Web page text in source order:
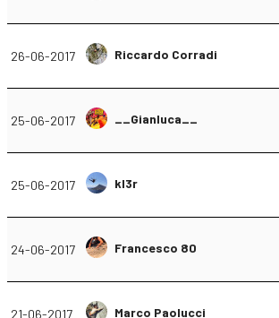
26-06-2017 Riccardo Corradi
25-06-2017 __Gianluca__
25-06-2017 kl3r
24-06-2017 Francesco 80
21-06-2017 Marco Paolucci